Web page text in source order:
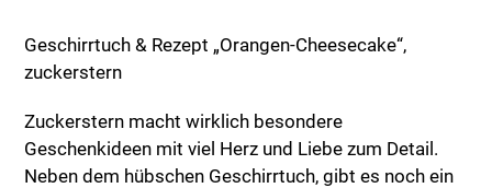
Geschirrtuch & Rezept „Orangen-Cheesecake“,
zuckerstern
Zuckerstern macht wirklich besondere
Geschenkideen mit viel Herz und Liebe zum Detail.
Neben dem hübschen Geschirrtuch, gibt es noch ein